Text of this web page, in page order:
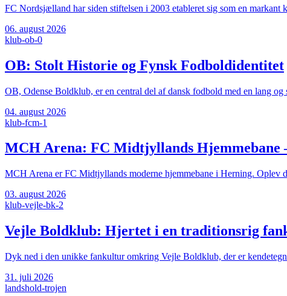
FC Nordsjælland har siden stiftelsen i 2003 etableret sig som en
06. august 2026
klub-ob-0
OB: Stolt Historie og Fynsk Fodboldidentitet
OB, Odense Boldklub, er en central del af dansk fodbold med en lang
04. august 2026
klub-fcm-1
MCH Arena: FC Midtjyllands Hjemmebane
MCH Arena er FC Midtjyllands moderne hjemmebane i Herning. Oplev
03. august 2026
klub-vejle-bk-2
Vejle Boldklub: Hjertet i en traditionsrig
Dyk ned i den unikke fankultur omkring Vejle Boldklub, der er
31. juli 2026
landshold-trojen